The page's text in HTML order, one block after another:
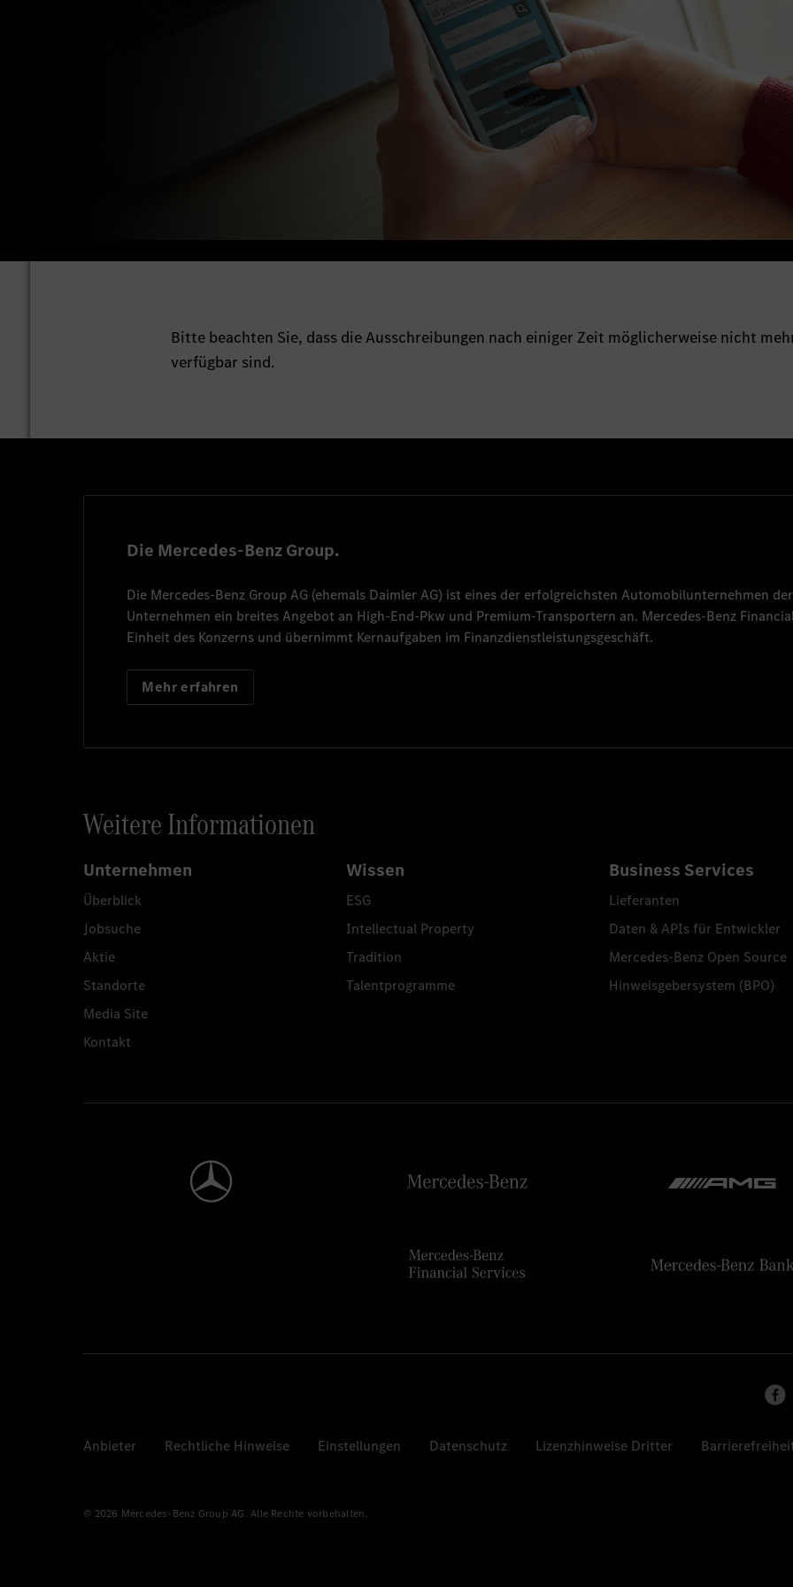
Bitte beachten Sie, dass die Ausschreibungen nach einiger Zeit möglicherweise nicht
verfügbar sind.
Die Mercedes-Benz Group.
Die Mercedes-Benz Group AG (ehemals Daimler AG) ist eines der erfolgreichsten Automobilunternehmen
Unternehmen ein breites Angebot an High-End-Pkw und Premium-Transportern an. Mercedes-Benz
Einheit des Konzerns und übernimmt Kernaufgaben im Finanzdienstleistungsgeschäft.
Mehr erfahren
Weitere Informationen
Unternehmen
Überblick
Jobsuche
Aktie
Standorte
Media Site
Kontakt
Wissen
ESG
Intellectual Property
Tradition
Talentprogramme
Business Services
Lieferanten
Daten & APIs für Entwickler
Mercedes-Benz Open Source
Hinweisgebersystem (BPO)
Anbieter Rechtliche Hinweise Einstellungen Datenschutz Lizenzhinweise Dritter
© 2026 Mercedes-Benz Group AG. Alle Rechte vorbehalten.